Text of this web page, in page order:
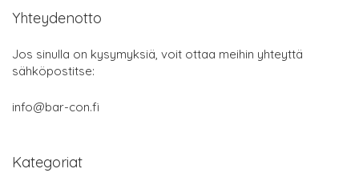
Yhteydenotto
Jos sinulla on kysymyksiä, voit ottaa meihin yhteyttä
sähköpostitse:
info@bar-con.fi
Kategoriat